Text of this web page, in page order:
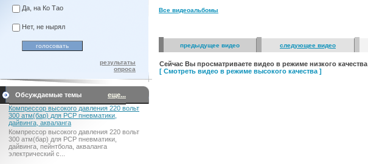
Да, на Ко Тао
Нет, не нырял
результаты
опроса
Обсуждаемые темы
еще...
Компрессор высокого давления 220 вольт
300 атм(бар) для PCP пневматики,
дайвинга, акваланга
Компрессор высокого давления 220 вольт
300 атм(бар) для PCP пневматики,
дайвинга, пейнтбола, акваланга
электрический c...
Все видеоальбомы
предыдущее видео следующее видео
Сейчас Вы просматриваете видео в режиме низкого качества
[ Смотреть видео в режиме высокого качества ]